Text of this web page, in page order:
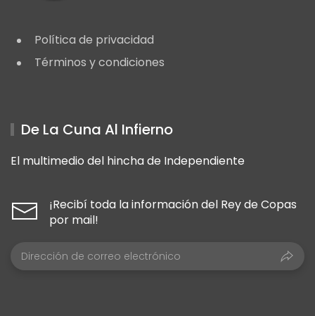
Política de privacidad
Términos y condiciones
De La Cuna Al Infierno
El multimedio del hincha de Independiente
¡Recibí toda la información del Rey de Copas
por mail!